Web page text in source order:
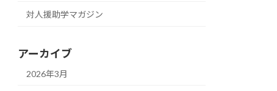
対人援助学マガジン
アーカイブ
2026年3月